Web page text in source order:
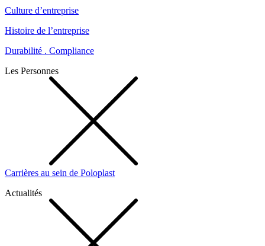
Culture d’entreprise
Histoire de l’entreprise
Durabilité . Compliance
Les Personnes
Carrières au sein de Poloplast
Actualités